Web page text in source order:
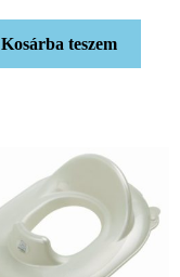
Kosárba teszem